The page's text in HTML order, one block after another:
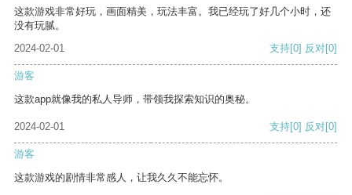
这款游戏非常好玩，画面精美，玩法丰富。我已经玩了好几个小时，还
没有玩腻。
2024-02-01
支持[0] 反对[0]
游客
这款app就像我的私人导师，带领我探索知识的奥秘。
2024-02-01 支持[0] 反对[0]
游客
这款游戏的剧情非常感人，让我久久不能忘怀。